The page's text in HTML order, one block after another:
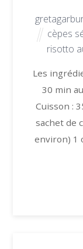
cèpes
risotto
Les
30 min
Cuisson :
sachet de
environ) 1